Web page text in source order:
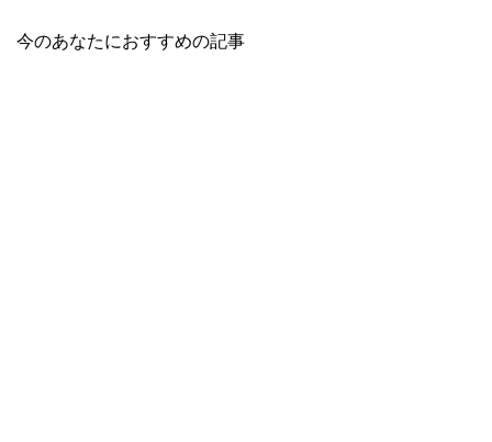
今のあなたにおすすめの記事